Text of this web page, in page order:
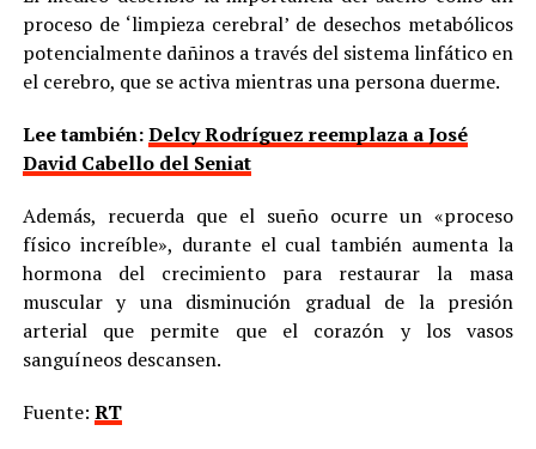
proceso de ‘limpieza cerebral’ de desechos metabólicos
potencialmente dañinos a través del sistema linfático en
el cerebro, que se activa mientras una persona duerme.
Lee también:Delcy Rodríguez reemplaza a José
David Cabello del Seniat
Además, recuerda que el sueño ocurre un «proceso
físico increíble», durante el cual también aumenta la
hormona del crecimiento para restaurar la masa
muscular y una disminución gradual de la presión
arterial que permite que el corazón y los vasos
sanguíneos descansen.
Fuente: RT